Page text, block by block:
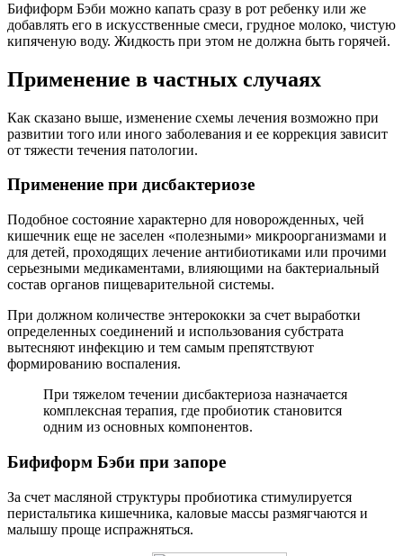
Бифиформ Бэби можно капать сразу в рот ребенку или же
добавлять его в искусственные смеси, грудное молоко, чистую
кипяченую воду. Жидкость при этом не должна быть горячей.
Применение в частных случаях
Как сказано выше, изменение схемы лечения возможно при
развитии того или иного заболевания и ее коррекция зависит
от тяжести течения патологии.
Применение при дисбактериозе
Подобное состояние характерно для новорожденных, чей
кишечник еще не заселен «полезными» микроорганизмами и
для детей, проходящих лечение антибиотиками или прочими
серьезными медикаментами, влияющими на бактериальный
состав органов пищеварительной системы.
При должном количестве энтерококки за счет выработки
определенных соединений и использования субстрата
вытесняют инфекцию и тем самым препятствуют
формированию воспаления.
При тяжелом течении дисбактериоза назначается
комплексная терапия, где пробиотик становится
одним из основных компонентов.
Бифиформ Бэби при запоре
За счет масляной структуры пробиотика стимулируется
перистальтика кишечника, каловые массы размягчаются и
малышу проще испражняться.